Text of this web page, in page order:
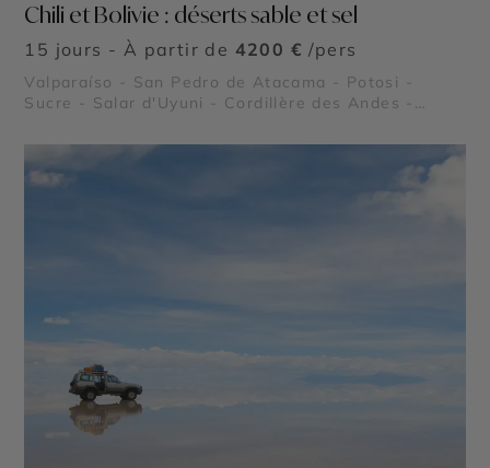
Chili et Bolivie : déserts sable et sel
15 jours - À partir de 4200 € /pers
Valparaíso - San Pedro de Atacama - Potosi -
Sucre - Salar d'Uyuni - Cordillère des Andes -